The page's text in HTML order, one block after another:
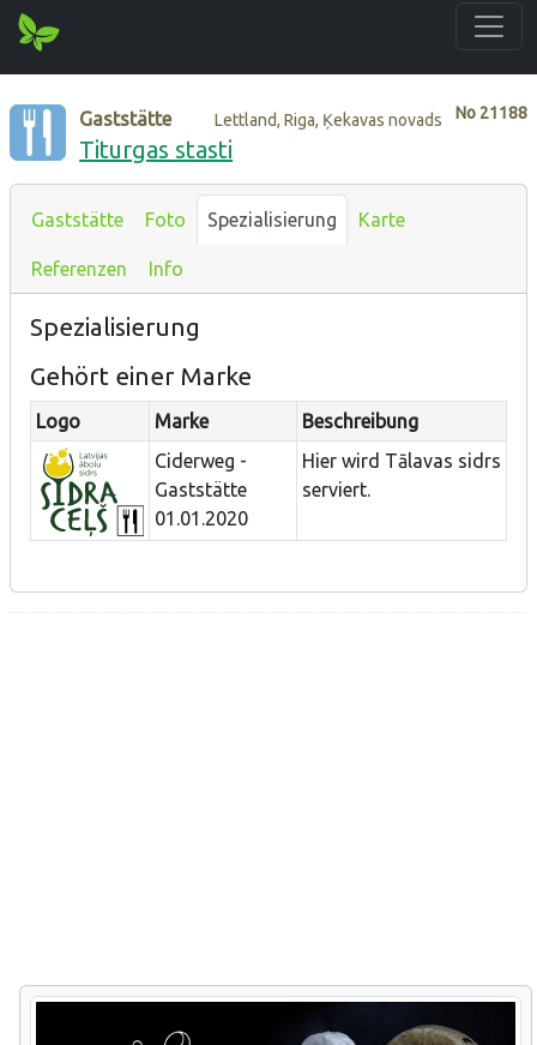
No 21188
Gaststätte Lettland, Riga, Ķekavas novads
Titurgas stasti
Gaststätte Foto Spezialisierung Karte
Referenzen Info
Spezialisierung
Gehört einer Marke
Logo Marke
Beschreibung
Ciderweg -
Gaststätte
01.01.2020
Hier wird Tālavas sidrs
serviert.